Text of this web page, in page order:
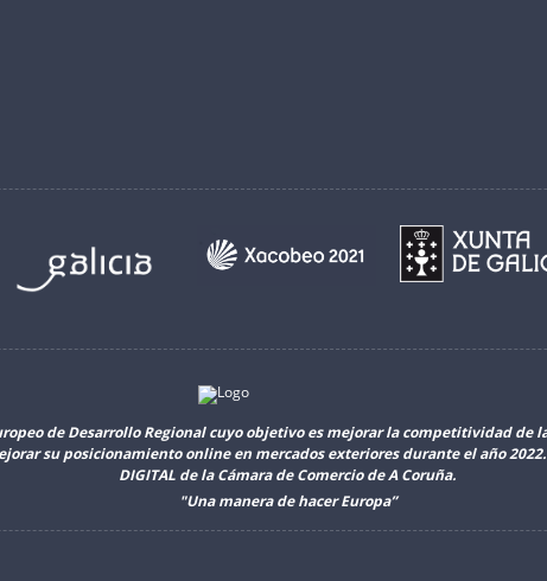
de Desarrollo Regional cuyo objetivo es mejorar la competitividad de
su posicionamiento online en mercados exteriores durante el año 2022.
DIGITAL de la Cámara de Comercio de A Coruña.
"Una manera de hacer Europa”